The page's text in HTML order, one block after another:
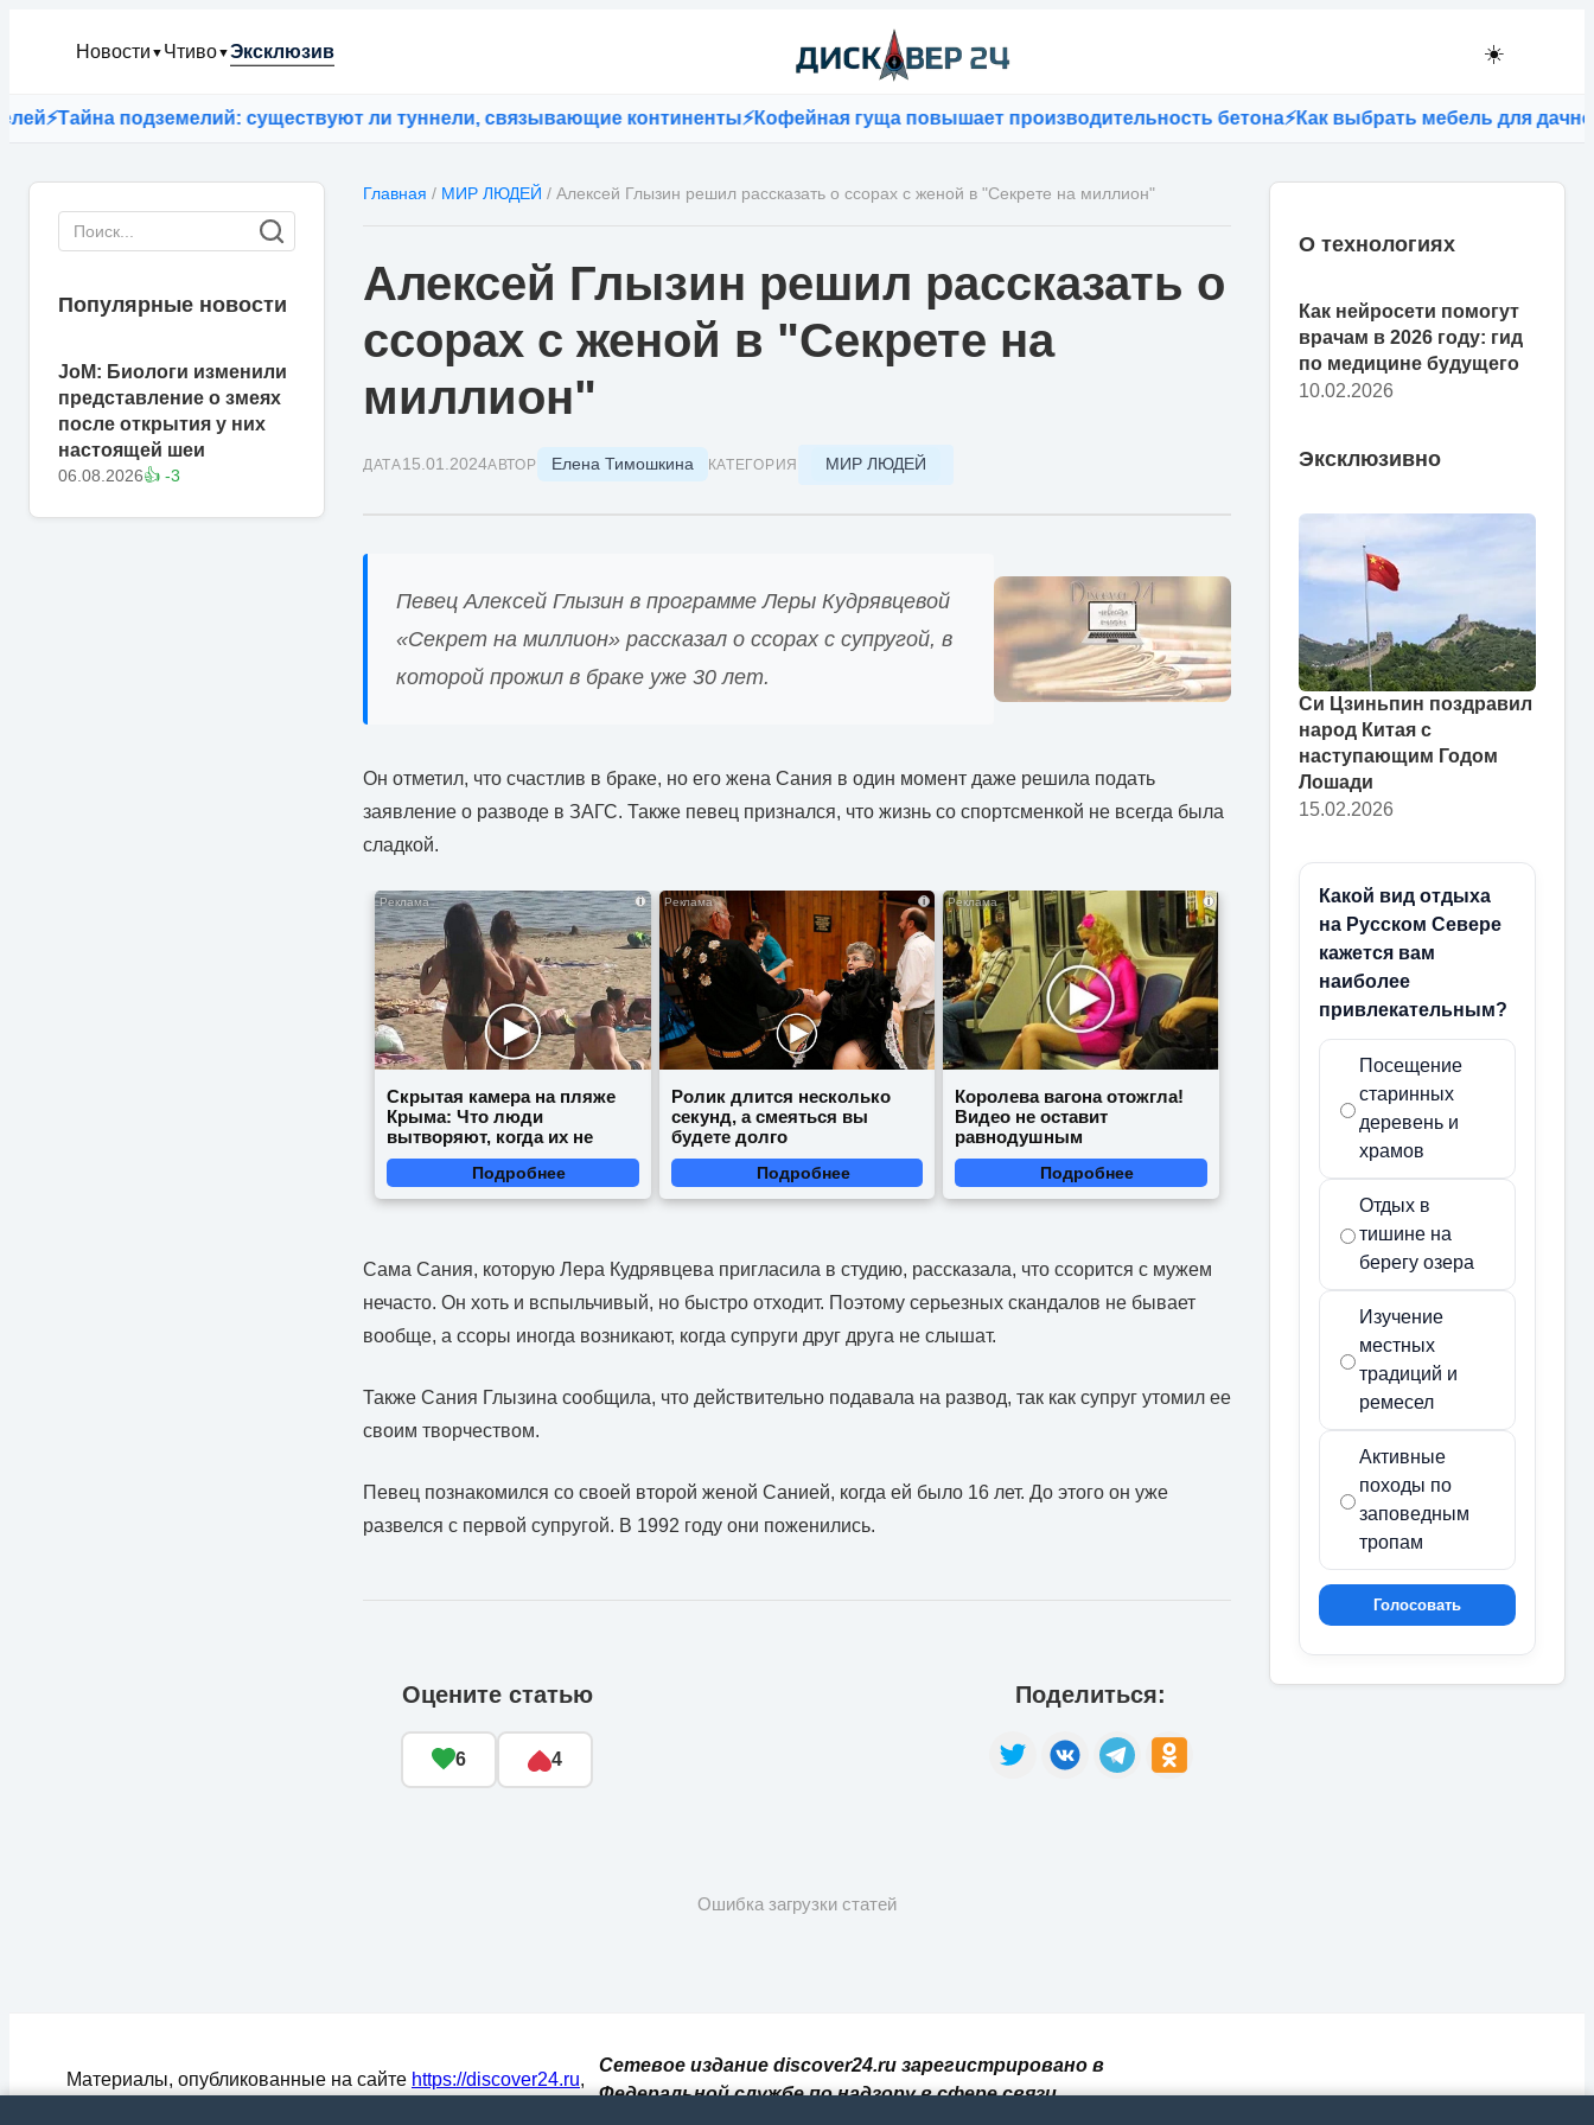
Новости ▼ Чтиво▼Эксклюзив ☀️
подземелий: существуют ли туннели, связывающие континенты⚡Кофейная гуща повышает производительность бетона⚡Как выбрать мебель для дачного
Популярные новости
JoM: Биологи изменили
представление о змеях
после открытия у них
настоящей шеи
06.08.2026👍 -3
Главная / МИР ЛЮДЕЙ / Алексей Глызин решил рассказать о ссорах с женой в "Секрете на миллион"
Алексей Глызин решил рассказать о
ссорах с женой в "Секрете на
миллион"
ДАТА15.01.2024АВТОР Елена Тимошкина КАТЕГОРИЯ МИР ЛЮДЕЙ
Певец Алексей Глызин в программе Леры Кудрявцевой
«Секрет на миллион» рассказал о ссорах с супругой, в
которой прожил в браке уже 30 лет.
Он отметил, что счастлив в браке, но его жена Сания в один момент даже решила подать
заявление о разводе в ЗАГС. Также певец признался, что жизнь со спортсменкой не всегда была
сладкой.
i
Скрытая камера на пляже
Крыма: Что люди
вытворяют, когда их не
видят...
Подробнее
i
Ролик длится несколько
секунд, а смеяться вы
будете долго
Подробнее
i
Королева вагона отожгла!
Видео не оставит
равнодушным
Подробнее
Сама Сания, которую Лера Кудрявцева пригласила в студию, рассказала, что ссорится с мужем
нечасто. Он хоть и вспыльчивый, но быстро отходит. Поэтому серьезных скандалов не бывает
вообще, а ссоры иногда возникают, когда супруги друг друга не слышат.
Также Сания Глызина сообщила, что действительно подавала на развод, так как супруг утомил ее
своим творчеством.
Певец познакомился со своей второй женой Санией, когда ей было 16 лет. До этого он уже
развелся с первой супругой. В 1992 году они поженились.
Оцените статью
6 4
Поделиться:
Ошибка загрузки статей
О технологиях
Как нейросети помогут
врачам в 2026 году: гид
по медицине будущего
10.02.2026
Эксклюзивно
Си Цзиньпин поздравил
народ Китая с
наступающим Годом
Лошади
15.02.2026
Какой вид отдыха
на Русском Севере
кажется вам
наиболее
привлекательным?
Посещение
старинных
деревень и
храмов
Отдых в
тишине на
берегу озера
Изучение
местных
традиций и
ремесел
Активные
походы по
заповедным
тропам
Голосовать
Сетевое издание discover24.ru зарегистрировано в
Федеральной службе по надзору в сфере связи,
Материалы, опубликованные на сайте https://discover24.ru,